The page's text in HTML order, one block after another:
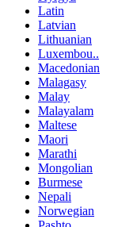
Latin
Latvian
Lithuanian
Luxembou..
Macedonian
Malagasy
Malay
Malayalam
Maltese
Maori
Marathi
Mongolian
Burmese
Nepali
Norwegian